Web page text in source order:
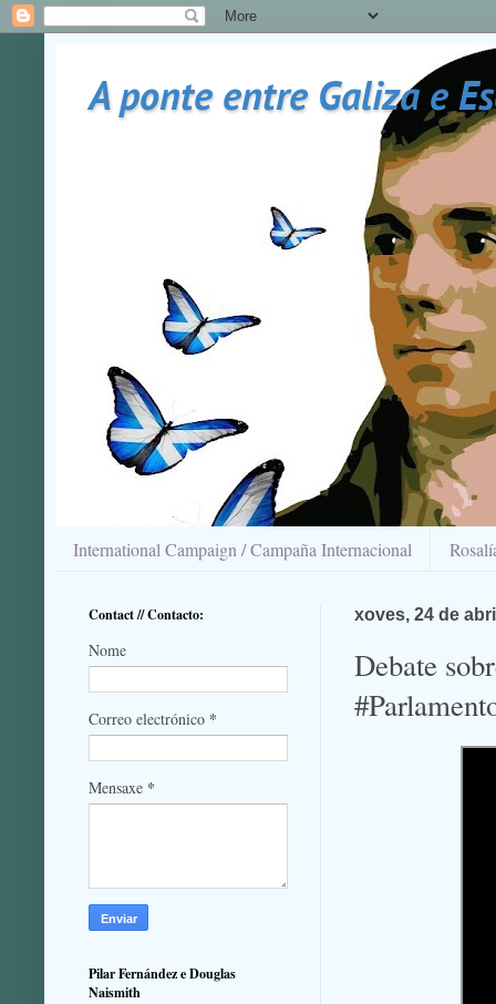
A ponte entre Galiza e
International Campaign / Campaña Internacional
xoves, 24 de
Debate
Contact // Contacto:
Nome
Correo electrónico *
Mensaxe *
Pilar Fernández e Douglas
Naismith